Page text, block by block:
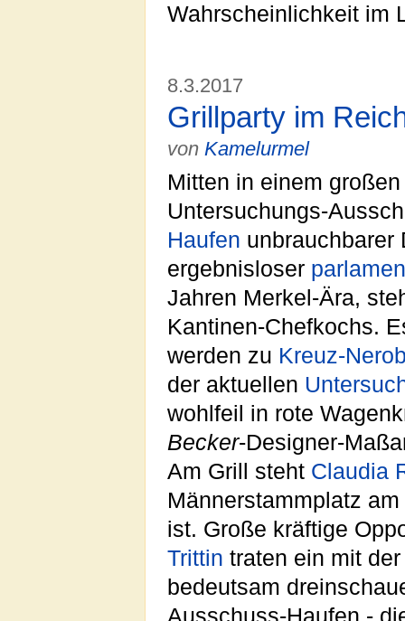
Wahrscheinlichkeit im
8.3.2017
Grillparty im
von Kamelurmel
Mitten in einem
Untersuchungs-
Haufen unbrauchbarer
ergebnisloser
Jahren Merkel-Ära,
Kantinen-Chefkochs.
werden zu Kreuz-
der aktuellen
wohlfeil in rote
Becker-Designer-
Am Grill steht Claudia
Männerstammplatz
ist. Große kräftige
Trittin traten ein mit
bedeutsam
Ausschuss-Haufen -